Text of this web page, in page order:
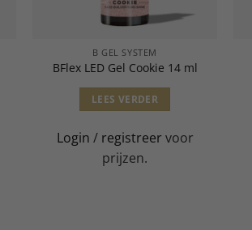
B GEL SYSTEM
BFlex LED Gel Cookie 14 ml
LEES VERDER
Login / registreer voor
prijzen.